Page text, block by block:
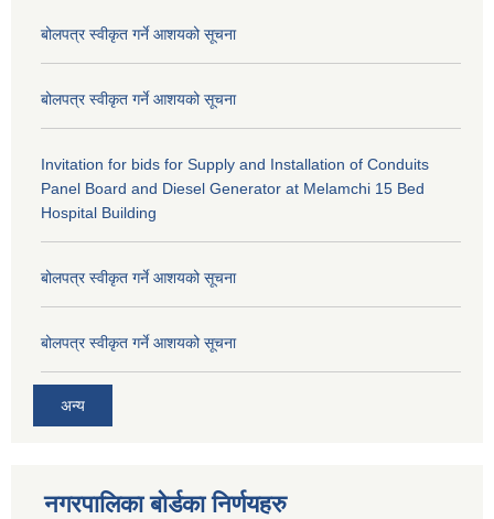
बोलपत्र स्वीकृत गर्ने आशयको सूचना
बोलपत्र स्वीकृत गर्ने आशयको सूचना
Invitation for bids for Supply and Installation of Conduits
Panel Board and Diesel Generator at Melamchi 15 Bed
Hospital Building
बोलपत्र स्वीकृत गर्ने आशयको सूचना
बोलपत्र स्वीकृत गर्ने आशयको सूचना
अन्य
नगरपालिका बोर्डका निर्णयहरु